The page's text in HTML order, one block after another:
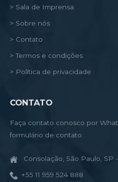
> Sala de Imprensa
> Sobre nós
> Contato
> Termos e condições
> Política de privacidade
CONTATO
Faça contato conosco por
formulário de contato.
Consolação, São Paulo, SP
+55 11 959 524 888